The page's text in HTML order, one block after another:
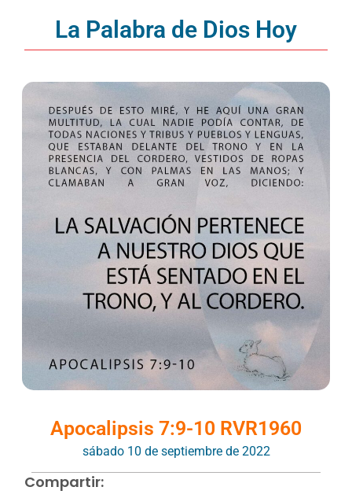
La Palabra de Dios Hoy
Apocalipsis 7:9-10 RVR1960
sábado 10 de septiembre de 2022
Compartir: